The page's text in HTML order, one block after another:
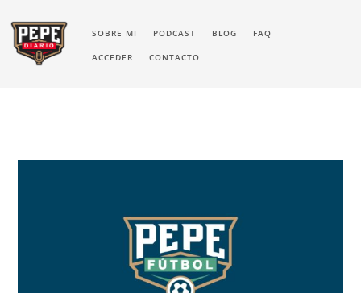
SOBRE MI PODCAST BLOG FAQ
ACCEDER CONTACTO